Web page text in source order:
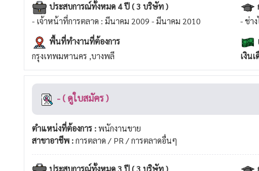
ประสบการณ์ทั้งหมด 4 ปี ( 3 บริษัท )
- เจ้าหน้าที่การตลาด : มีนาคม 2009 - มีนาคม 2010
- ช่า
พื้นที่ทำงานที่ต้องการ
กรุงเทพมหานคร ,บางพลี
เงิน
- ( ดูใบสมัคร )
ตำแหน่งที่ต้องการ :พนักงานขาย
สาขาอาชีพ :การตลาด / PR / การตลาดอื่นๆ
ประสบการณ์ทั้งหมด 3 ปี ( 3 บริษัท )